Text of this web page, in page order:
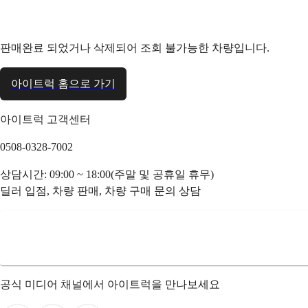
판매완료 되었거나 삭제되어 조회 불가능한 차량입니다.
아이트럭 홈으로 가기
아이트럭 고객센터
0508-0328-7002
상담시간: 09:00 ~ 18:00(주말 및 공휴일 휴무)
딜러 입점, 차량 판매, 차량 구매 문의 상담
공식 미디어 채널에서 아이트럭을 만나보세요